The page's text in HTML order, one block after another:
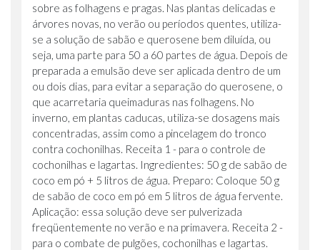
sobre as folhagens e pragas. Nas plantas delicadas e
árvores novas, no verão ou períodos quentes, utiliza-
se a solução de sabão e querosene bem diluída, ou
seja, uma parte para 50 a 60 partes de água. Depois de
preparada a emulsão deve ser aplicada dentro de um
ou dois dias, para evitar a separação do querosene, o
que acarretaria queimaduras nas folhagens. No
inverno, em plantas caducas, utiliza-se dosagens mais
concentradas, assim como a pincelagem do tronco
contra cochonilhas. Receita 1 - para o controle de
cochonilhas e lagartas. Ingredientes: 50 g de sabão de
coco em pó + 5 litros de água. Preparo: Coloque 50 g
de sabão de coco em pó em 5 litros de água fervente.
Aplicação: essa solução deve ser pulverizada
freqüentemente no verão e na primavera. Receita 2 -
para o combate de pulgões, cochonilhas e lagartas.